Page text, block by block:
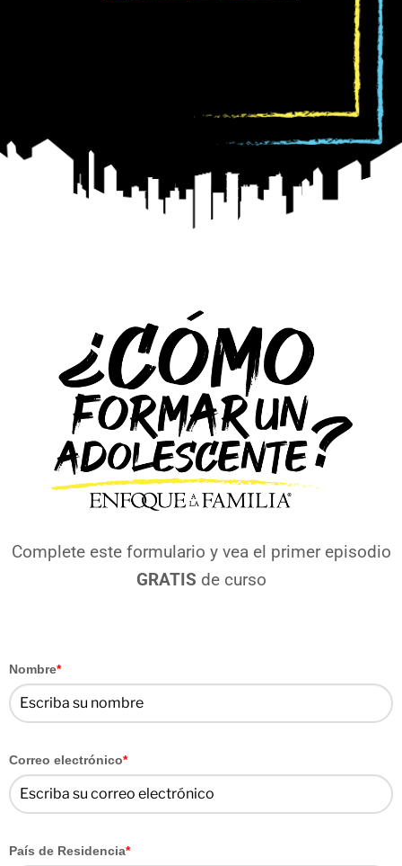
Complete este formulario y vea el primer episodio
GRATIS de curso
Nombre*
Correo electrónico*
País de Residencia*